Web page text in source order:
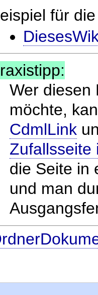
für
Wer diesen
möchte,
CdmlLink
Zufallsseite
die Seite in
und man